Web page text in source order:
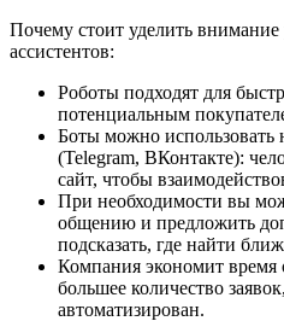
Почему стоит уделить внимание
ассистентов:
Роботы подходят для
потенциальным
Боты можно использовать
(Telegram, ВКонтакте):
сайт, чтобы
При необходимости вы
общению и предложить
подсказать, где найти
Компания экономит время
большее количество
автоматизирован.